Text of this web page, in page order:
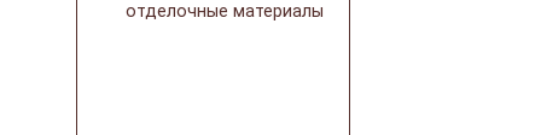
отделочные материалы